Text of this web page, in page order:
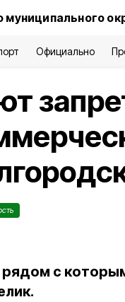
муниципального
Официально
рядом с